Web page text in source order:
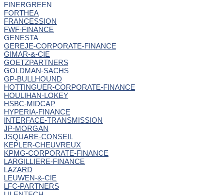
FINERGREEN
FORTHEA
FRANCESSION
FWF-FINANCE
GENESTA
GEREJE-CORPORATE-FINANCE
GIMAR-&-CIE
GOETZPARTNERS
GOLDMAN-SACHS
GP-BULLHOUND
HOTTINGUER-CORPORATE-FINANCE
HOULIHAN-LOKEY
HSBC-MIDCAP
HYPERIA-FINANCE
INTERFACE-TRANSMISSION
JP-MORGAN
JSQUARE-CONSEIL
KEPLER-CHEUVREUX
KPMG-CORPORATE-FINANCE
LARGILLIERE-FINANCE
LAZARD
LEUWEN-&-CIE
LFC-PARTNERS